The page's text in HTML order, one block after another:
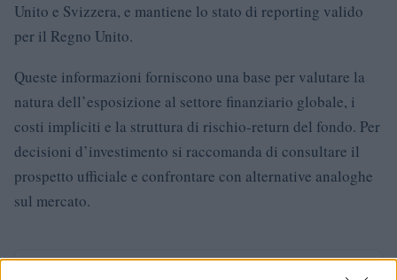
Unito e Svizzera, e mantiene lo stato di reporting valido
per il Regno Unito.
Queste informazioni forniscono una base per valutare la
natura dell’esposizione al settore finanziario globale, i
costi impliciti e la struttura di rischio-return del fondo. Per
decisioni d’investimento si raccomanda di consultare il
prospetto ufficiale e confrontare con alternative analoghe
sul mercato.